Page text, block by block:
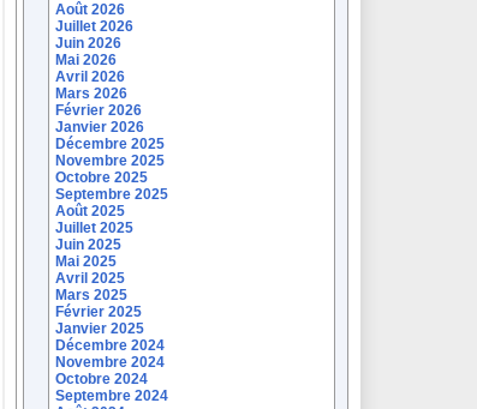
Août 2026
Juillet 2026
Juin 2026
Mai 2026
Avril 2026
Mars 2026
Février 2026
Janvier 2026
Décembre 2025
Novembre 2025
Octobre 2025
Septembre 2025
Août 2025
Juillet 2025
Juin 2025
Mai 2025
Avril 2025
Mars 2025
Février 2025
Janvier 2025
Décembre 2024
Novembre 2024
Octobre 2024
Septembre 2024